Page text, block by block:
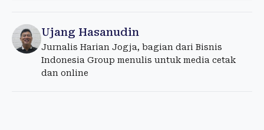
Ujang Hasanudin
Jurnalis Harian Jogja, bagian dari Bisnis
Indonesia Group menulis untuk media cetak
dan online